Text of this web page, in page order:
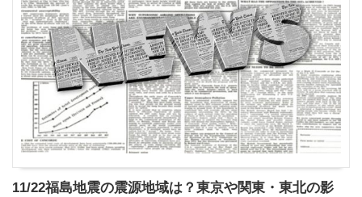
11/22福島地震の震源地域は？東京や関東・東北の影